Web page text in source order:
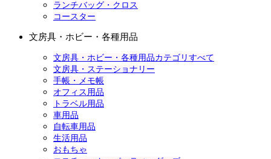
ランチバッグ・クロス
コースター
文房具・ホビー・各種用品
文房具・ホビー・各種用品カテゴリすべて
文房具・ステーショナリー
手帳・メモ帳
オフィス用品
トラベル用品
車用品
自転車用品
生活用品
おもちゃ